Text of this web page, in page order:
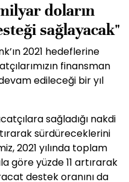
doların
sağlayacak"
2021 hedeflerine
finansman
edileceği bir yıl
sağladığı nakdi
sürdüreceklerini
2021 yılında toplam
göre yüzde 11 artırarak
destek oranını da